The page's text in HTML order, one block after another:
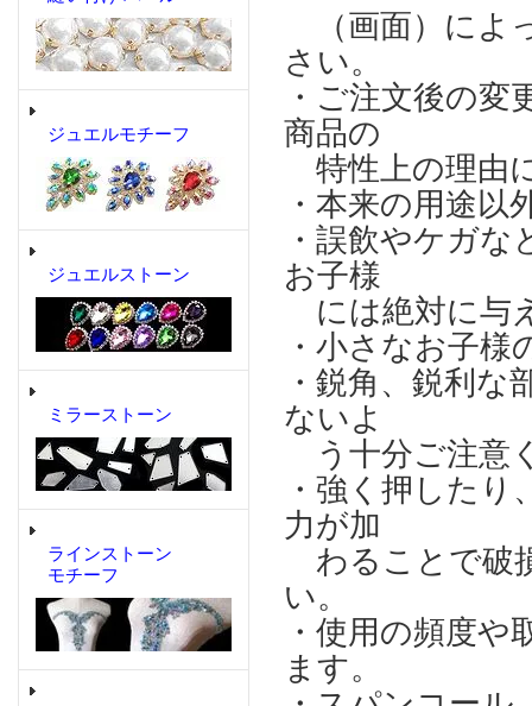
ジュエルモチーフ
ジュエルストーン
ミラーストーン
ラインストーン
モチーフ
（画面）によ
さい。
・ご注文後の
商品の
特性上の理由
・本来の用途
・誤飲やケガ
お子様
には絶対に与
・小さなお子
・鋭角、鋭利
ないよ
う十分ご注意
・強く押した
力が加
わることで破
い。
・使用の頻度
ます。